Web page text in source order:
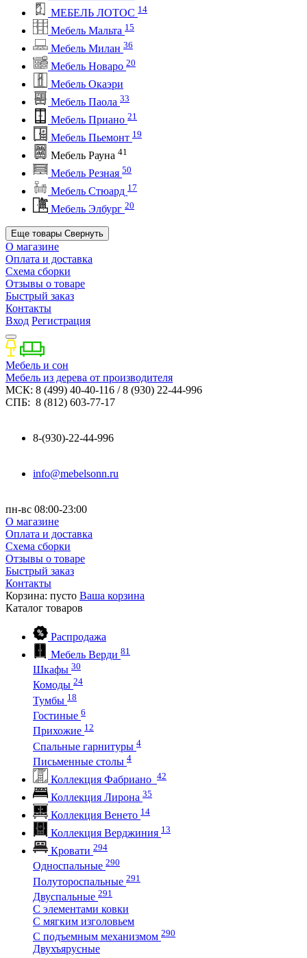
МЕБЕЛЬ ЛОТОС 14
Мебель Мальта 15
Мебель Милан 36
Мебель Новаро 20
Мебель Окаэри
Мебель Паола 33
Мебель Приано 21
Мебель Пьемонт 19
Мебель Рауна 41
Мебель Резная 50
Мебель Стюард 17
Мебель Элбург 20
Еще товары Свернуть
О магазине
Оплата и доставка
Схема сборки
Отзывы о товаре
Быстрый заказ
Контакты
Вход Регистрация
Мебель и сон
Мебель из дерева от производителя
МСК: 8 (499) 40-40-116 / 8 (930) 22-44-996
СПБ: 8 (812) 603-77-17
8-(930)-22-44-996
info@mebelsonn.ru
пн-вс 08:00-23:00
О магазине
Оплата и доставка
Схема сборки
Отзывы о товаре
Быстрый заказ
Контакты
Корзина: пусто Ваша корзина
Каталог товаров
Распродажа
Мебель Верди 81
Шкафы 30
Комоды 24
Тумбы 18
Гостиные 6
Прихожие 12
Спальные гарнитуры 4
Письменные столы 4
Коллекция Фабриано 42
Коллекция Лирона 35
Коллекция Венето 14
Коллекция Верджиния 13
Кровати 294
Односпальные 290
Полутороспальные 291
Двуспальные 291
С элементами ковки
С мягким изголовьем
С подъемным механизмом 290
Двухъярусные